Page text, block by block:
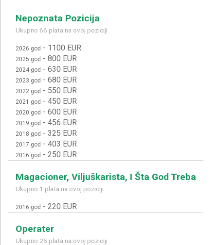
Nepoznata Pozicija
Ukupno 66 plata na ovoj poziciji
2026 god - 1100 EUR
2025 god - 800 EUR
2024 god - 630 EUR
2023 god - 680 EUR
2022 god - 550 EUR
2021 god - 450 EUR
2020 god - 600 EUR
2019 god - 456 EUR
2018 god - 325 EUR
2017 god - 403 EUR
2016 god - 250 EUR
Magacioner, Viljuškarista, I Šta God Treba
Ukupno 1 plata na ovoj poziciji
2016 god - 220 EUR
Operater
Ukupno 25 plata na ovoj poziciji